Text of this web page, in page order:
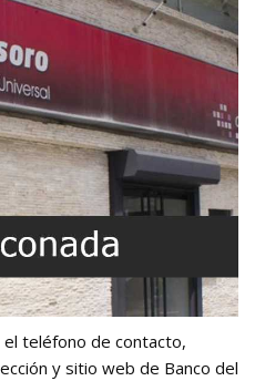
teléfono de contacto,
y sitio web de Banco del